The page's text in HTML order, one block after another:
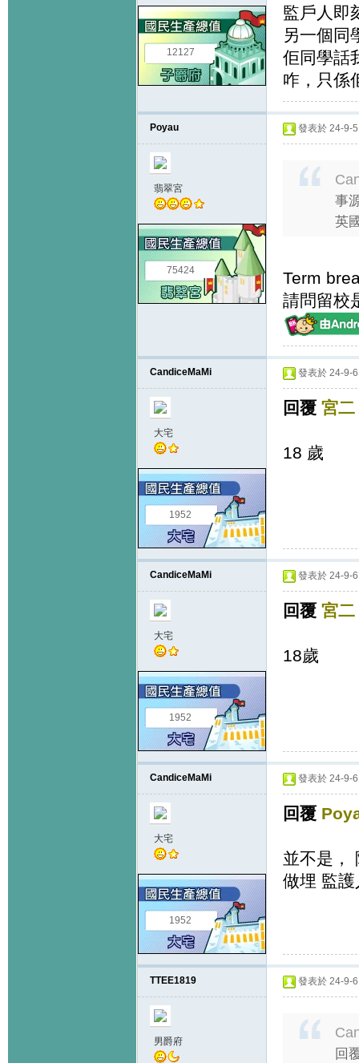
12127
監戶人即
另一個同
佢同學話
咋，只係
Poyau
翡翠宮
75424
發表於 24-9-
事
英
Term
請問留校
CandiceMaMi
大宅
1952
發表於 24-9-
回覆 宮二
18 歲
CandiceMaMi
大宅
1952
發表於 24-9-
回覆 宮二
18歲
CandiceMaMi
大宅
1952
發表於 24-9-
回覆
並不是，
做埋 監護
TTEE1819
男爵府
發表於 24-9-
回